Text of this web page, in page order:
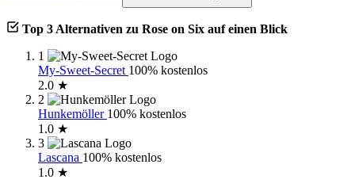
Top 3 Alternativen zu Rose on Six auf einen Blick
1
My-Sweet-Secret 100% kostenlos
2.0 ★
2
Hunkemöller 100% kostenlos
1.0 ★
3
Lascana 100% kostenlos
1.0 ★